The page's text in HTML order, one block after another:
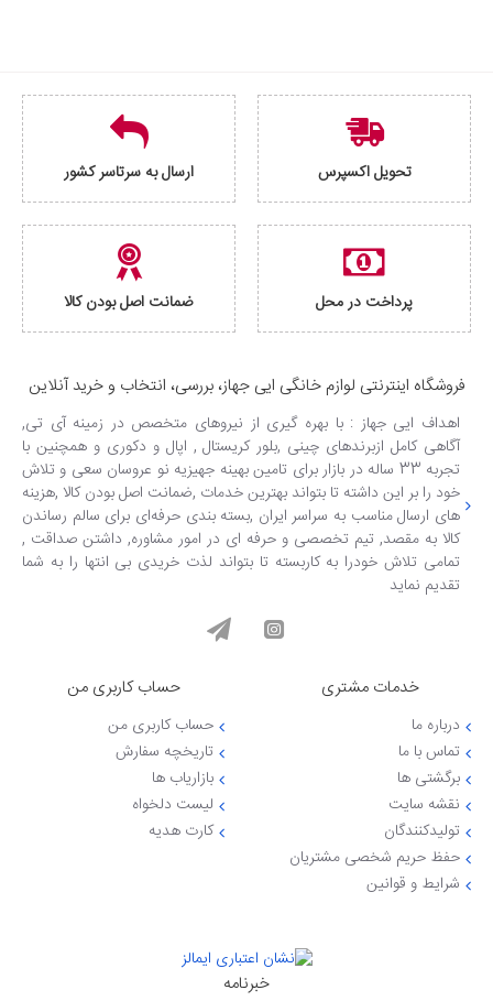
تحویل اکسپرس ارسال به سرتاسر کشور
پرداخت در محل ضمانت اصل بودن کالا
فروشگاه اینترنتی لوازم خانگی ایی جهاز، بررسی، انتخاب و خرید آنلاین
اهداف ایی جهاز : با بهره گیری از نیروهای متخصص در زمینه آی تی,
آگاهی کامل ازبرندهای چینی ,بلور کریستال , اپال و دکوری و همچنین با
تجربه 33 ساله در بازار برای تامین بهینه جهیزیه نو عروسان سعی و تلاش
خود را بر این داشته تا بتواند بهترین خدمات ,ضمانت اصل بودن کالا ,هزینه
های ارسال مناسب به سراسر ایران ,بسته بندی حرفه‌ای برای سالم رساندن
کالا به مقصد, تیم تخصصی و حرفه ای در امور مشاوره, داشتن صداقت ,
تمامی تلاش خودرا به کاربسته تا بتواند لذت خریدی بی انتها را به شما
تقدیم نماید
خدمات مشتری
درباره ما
تماس با ما
برگشتی ها
نقشه سایت
تولیدکنندگان
حفظ حریم شخصی مشتریان
شرایط و قوانین
حساب کاربری من
حساب کاربری من
تاریخچه سفارش
بازاریاب ها
لیست دلخواه
کارت هدیه
خبرنامه